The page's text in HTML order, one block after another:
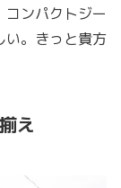
コンパクトジー
い。きっと貴方
え